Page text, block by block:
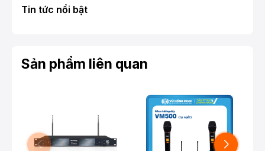
Tin tức nổi bật
Sản phẩm liên quan